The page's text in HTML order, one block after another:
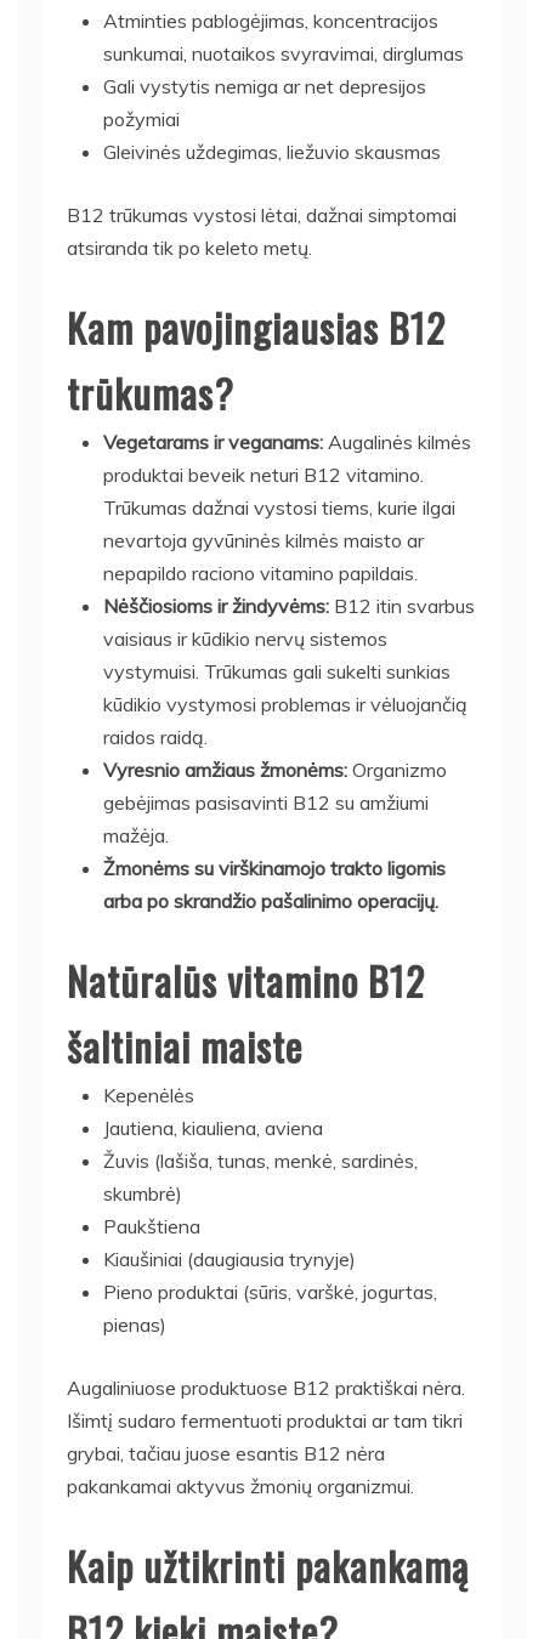
Atminties pablogėjimas, koncentracijos
sunkumai, nuotaikos svyravimai, dirglumas
Gali vystytis nemiga ar net depresijos
požymiai
Gleivinės uždegimas, liežuvio skausmas
B12 trūkumas vystosi lėtai, dažnai simptomai
atsiranda tik po keleto metų.
Kam pavojingiausias B12
trūkumas?
Vegetarams ir veganams: Augalinės kilmės
produktai beveik neturi B12 vitamino.
Trūkumas dažnai vystosi tiems, kurie ilgai
nevartoja gyvūninės kilmės maisto ar
nepapildo raciono vitamino papildais.
Nėščiosioms ir žindyvėms: B12 itin svarbus
vaisiaus ir kūdikio nervų sistemos
vystymuisi. Trūkumas gali sukelti sunkias
kūdikio vystymosi problemas ir vėluojančią
raidos raidą.
Vyresnio amžiaus žmonėms: Organizmo
gebėjimas pasisavinti B12 su amžiumi
mažėja.
Žmonėms su virškinamojo trakto ligomis
arba po skrandžio pašalinimo operacijų.
Natūralūs vitamino B12
šaltiniai maiste
Kepenėlės
Jautiena, kiauliena, aviena
Žuvis (lašiša, tunas, menkė, sardinės,
skumbrė)
Paukštiena
Kiaušiniai (daugiausia trynyje)
Pieno produktai (sūris, varškė, jogurtas,
pienas)
Augaliniuose produktuose B12 praktiškai nėra.
Išimtį sudaro fermentuoti produktai ar tam tikri
grybai, tačiau juose esantis B12 nėra
pakankamai aktyvus žmonių organizmui.
Kaip užtikrinti pakankamą